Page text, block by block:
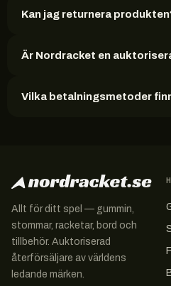
Kan jag returnera
Är Nordracket en
Vilka betalningsmetoder
Allt för ditt spel — gummin,
stommar, racketar, bord och
tillbehör. Auktoriserad
återförsäljare av världens
ledande märken.